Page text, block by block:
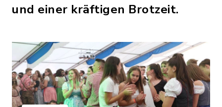
und einer kräftigen Brotzeit.